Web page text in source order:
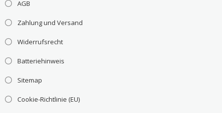
AGB
Zahlung und Versand
Widerrufsrecht
Batteriehinweis
Sitemap
Cookie-Richtlinie (EU)